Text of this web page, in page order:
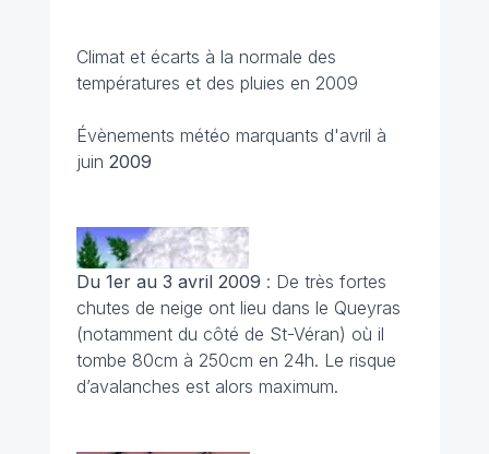
Climat et écarts à la normale des
températures et des pluies en 2009
Évènements météo marquants d'avril à
juin 2009
Du 1er au 3 avril 2009 : De très fortes
chutes de neige ont lieu dans le Queyras
(notamment du côté de St-Véran) où il
tombe 80cm à 250cm en 24h. Le risque
d’avalanches est alors maximum.